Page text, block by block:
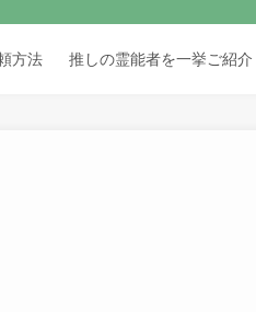
方法 推しの霊能者を一挙ご紹介